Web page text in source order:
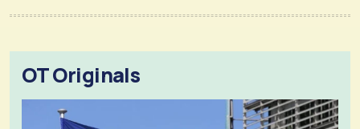
OT Originals